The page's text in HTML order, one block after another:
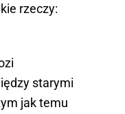
rzeczy:
starymi
jak temu